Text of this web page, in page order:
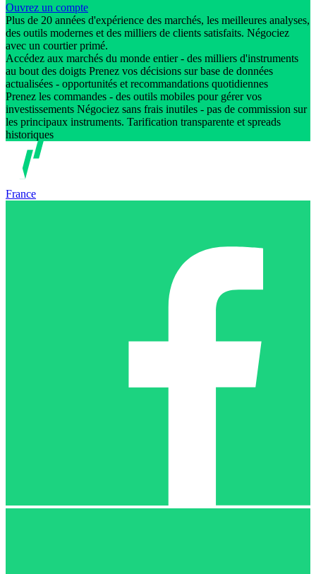
Ouvrez un compte
Plus de 20 années d'expérience des marchés, les meilleures analyses,
des outils modernes et des milliers de clients satisfaits. Négociez
avec un courtier primé.
Accédez aux marchés du monde entier - des milliers d'instruments
au bout des doigts Prenez vos décisions sur base de données
actualisées - opportunités et recommandations quotidiennes
Prenez les commandes - des outils mobiles pour gérer vos
investissements Négociez sans frais inutiles - pas de commission sur
les principaux instruments. Tarification transparente et spreads
historiques
France